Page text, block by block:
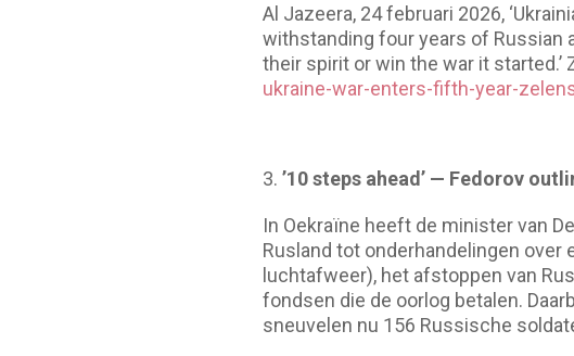
Al Jazeera, 24 februari 2026,
withstanding four years of Russian
their spirit or win the war it started.’
ukraine-war-enters-fifth-year-
’10 steps ahead’ — Fedorov
In Oekraïne heeft de minister van
Rusland tot onderhandelingen over
luchtafweer), het afstoppen van
fondsen die de oorlog betalen.
sneuvelen nu 156 Russische